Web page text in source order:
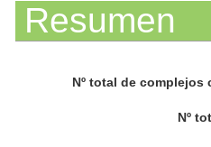
Resumen
Nº total de
Nº